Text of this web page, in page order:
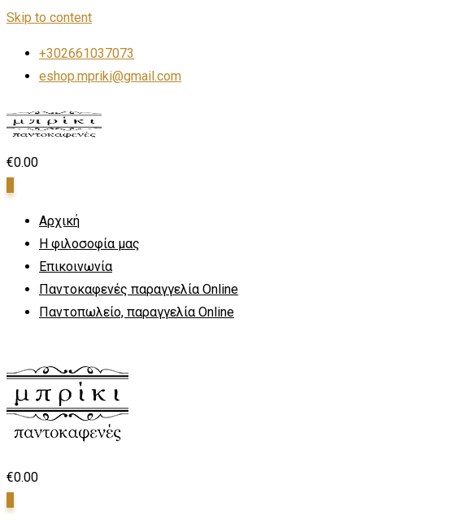
Skip to content
+302661037073
eshop.mpriki@gmail.com
€0.00
Αρχική
Η φιλοσοφία μας
Επικοινωνία
Παντοκαφενές παραγγελία Online
Παντοπωλείο, παραγγελία Online
€0.00